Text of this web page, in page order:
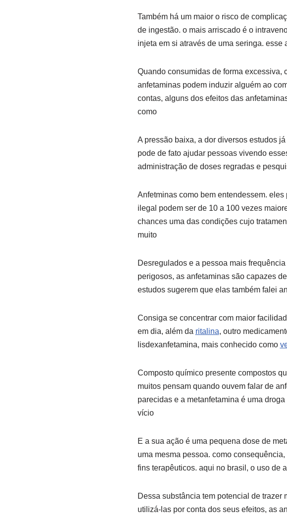
Também há um maior o risco de
de ingestão. o mais arriscado é o
injeta em si através de uma seringa.
Quando consumidas de forma excessiva,
anfetaminas podem induzir alguém ao
contas, alguns dos efeitos das
como
A pressão baixa, a dor diversos estudos
pode de fato ajudar pessoas vivendo
administração de doses regradas e
Anfetminas como bem entendessem.
ilegal podem ser de 10 a 100 vezes
chances uma das condições cujo
muito
Desregulados e a pessoa mais
perigosos, as anfetaminas são capazes
estudos sugerem que elas também falei
Consiga se concentrar com maior
em dia, além da ritalina, outro
lisdexanfetamina, mais conhecido como
Composto químico presente compostos
muitos pensam quando ouvem falar de
parecidas e a metanfetamina é uma
vício
E a sua ação é uma pequena dose de
uma mesma pessoa. como
fins terapêuticos. aqui no brasil, o uso de
Dessa substância tem potencial de
utilizá-las por conta dos seus efeitos, as